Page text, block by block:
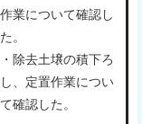
作業について確認し
た。
・除去土壌の積下ろ
し、定置作業につい
て確認した。